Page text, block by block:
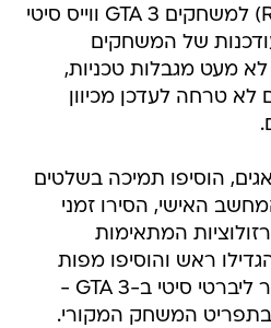
(Reverse Engenering) למשחקים GTA 3 ווייס סיטי
של המשחקים
לא מעט מגבלות טכניות,
טרחה לעדכן מכיוון
הוסיפו תמיכה בשלטים
האישי, הסירו זמני
המתאימות
ראש והוסיפו מפות
אינטראקטיביות של העיר ליברטי סיטי ב-GTA 3 -
המשחק המקורי.